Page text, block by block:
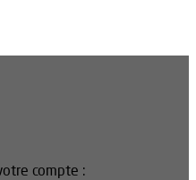
compte :